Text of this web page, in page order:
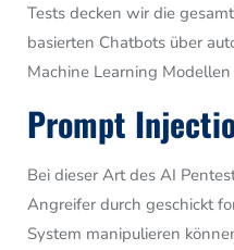
Tests decken wir die
basierten Chatbots über
Machine Learning
Prompt
Bei dieser Art des AI
Angreifer durch geschickt
System manipulieren